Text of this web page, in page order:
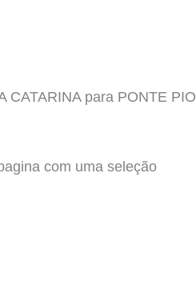
CATARINA para PONTE PIO
com uma seleção